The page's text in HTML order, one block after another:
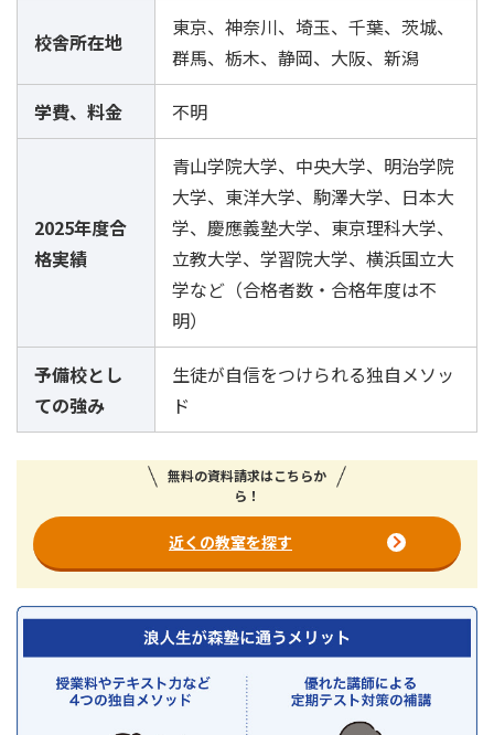
校舎所在地
東京、神奈川、埼玉、千葉、茨城、
群馬、栃木、静岡、大阪、新潟
学費、料金 不明
2025年度合
格実績
青山学院大学、中央大学、明治学院
大学、東洋大学、駒澤大学、日本大
学、慶應義塾大学、東京理科大学、
立教大学、学習院大学、横浜国立大
学など（合格者数・合格年度は不
明）
予備校とし
ての強み
生徒が自信をつけられる独自メソッ
ド
無料の資料請求はこちらか
ら！
近くの教室を探す